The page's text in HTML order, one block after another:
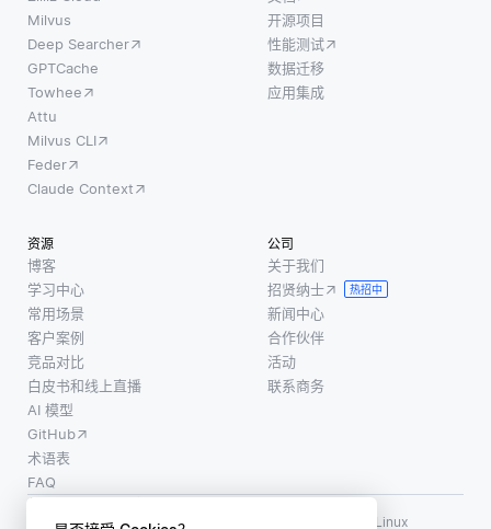
两阶段
提交
（2PC）
协议，
确保分
布式系
事务最
终确定
之前达
成一
致。这
种方法
有助于
防止某
些系统
更新数
和驱
知工
具，
Milvus
Deep Searcher
GPTCache
Towhee
Attu
Milvus CLI
Feder
Claude Context
开源项目
性能测试
数据迁移
应用集成
资源
博客
学习中心
常用场景
客户案例
竞品对比
白皮书和线上直播
AI 模型
GitHub
术语表
FAQ
公司
关于我们
招贤纳士
热招中
新闻中心
合作伙伴
活动
联系商务
使用条款·个人信息保护政策·数据安全政策
LF AI、LF AI & Data、Milvus，以及相关的开源项目名称为 Linux